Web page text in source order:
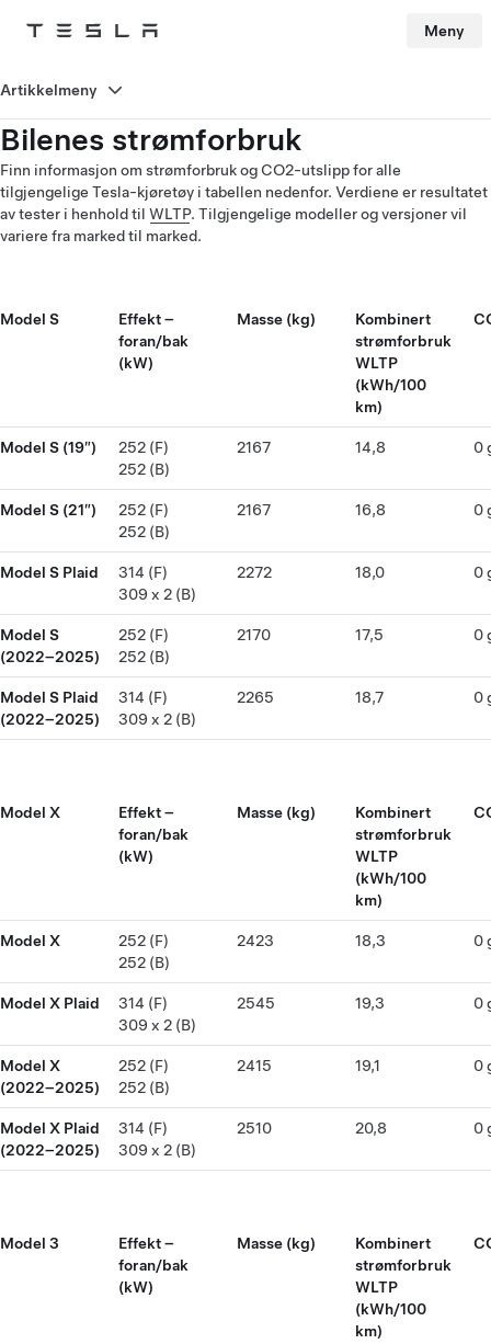
Tesla Meny
Bilenes strømforbruk
Finn informasjon om strømforbruk og CO2-utslipp for alle
tilgjengelige Tesla-kjøretøy i tabellen nedenfor. Verdiene er resultatet
av tester i henhold til WLTP. Tilgjengelige modeller og versjoner vil
variere fra marked til marked.
Model S
Effekt –
foran/bak
(kW)
Masse (kg)
Kombinert
strømforbruk
WLTP
(kWh/100
km)
Model S (19″)
252 (F)
252 (B)
2167 14,8 0
Model S (21″)
252 (F)
252 (B)
2167 16,8 0
Model S Plaid
314 (F)
309 x 2 (B)
2272 18,0 0
Model S
(2022–2025)
252 (F)
252 (B)
2170 17,5 0
Model S Plaid
(2022–2025)
314 (F)
309 x 2 (B)
2265 18,7 0
Model X
Effekt –
foran/bak
(kW)
Masse (kg)
Kombinert
strømforbruk
WLTP
(kWh/100
km)
Model X
252 (F)
252 (B)
2423 18,3 0
Model X Plaid
314 (F)
309 x 2 (B)
2545 19,3 0
Model X
(2022–2025)
252 (F)
252 (B)
2415 19,1 0
Model X Plaid
(2022–2025)
314 (F)
309 x 2 (B)
2510 20,8 0
Model 3
Effekt –
foran/bak
(kW)
Masse (kg)
Kombinert
strømforbruk
WLTP
(kWh/100
km)
Artikkelmeny